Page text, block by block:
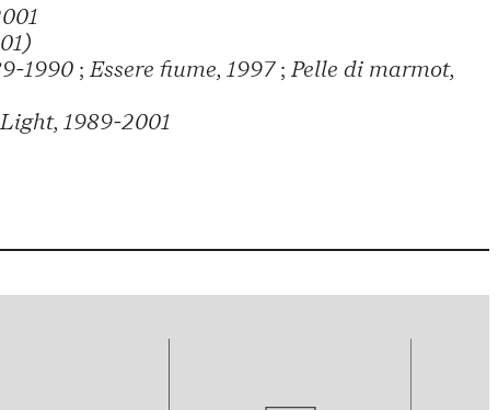
1990 ;Essere fiume, 1997;Pelle di marmot,
1989-2001